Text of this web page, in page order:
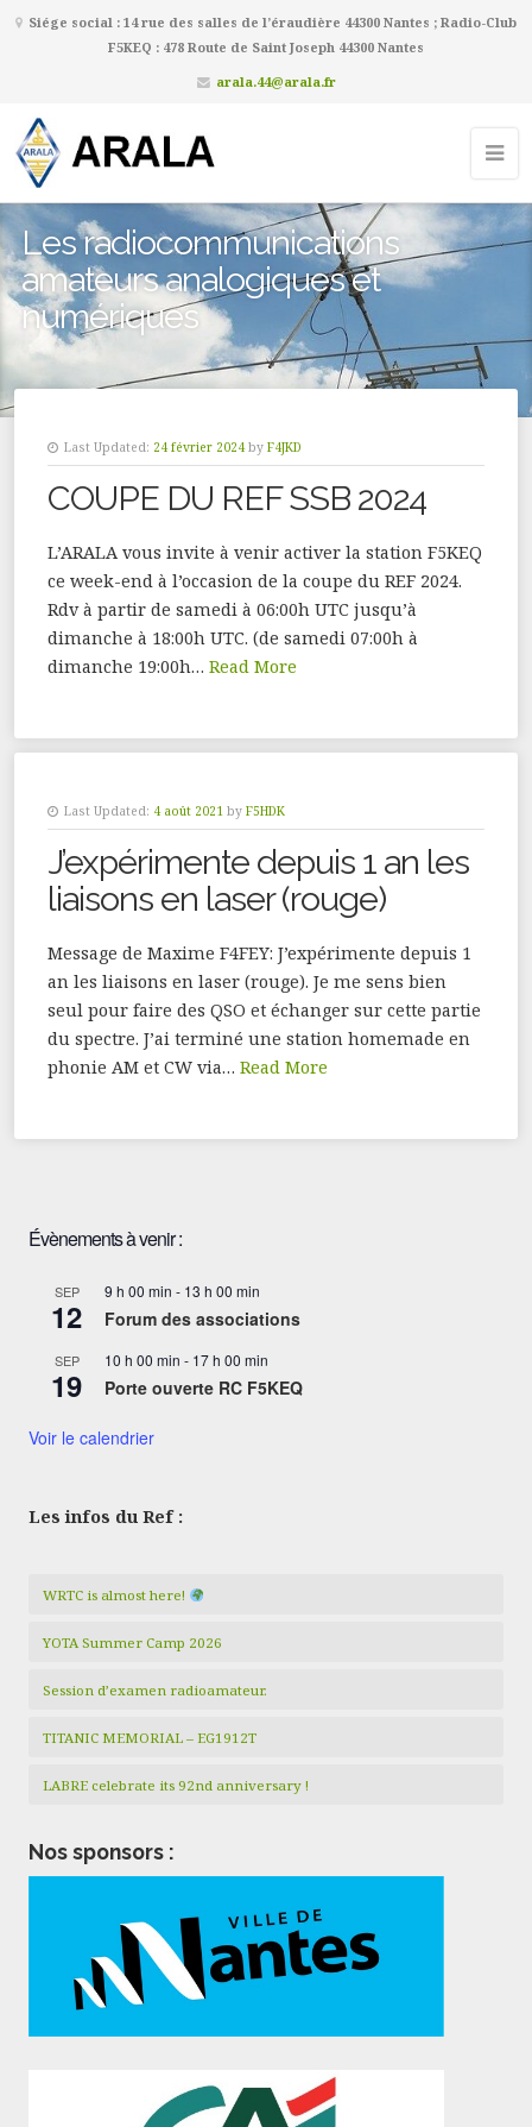
Siége social : 14 rue des salles de l’éraudière 44300 Nantes ; Radio-Club
F5KEQ : 478 Route de Saint Joseph 44300 Nantes
arala.44@arala.fr
Les radiocommunications
amateurs analogiques et
numériques
Last Updated: 24 février 2024 by F4JKD
COUPE DU REF SSB 2024
L’ARALA vous invite à venir activer la station F5KEQ
ce week-end à l’occasion de la coupe du REF 2024.
Rdv à partir de samedi à 06:00h UTC jusqu’à
dimanche à 18:00h UTC. (de samedi 07:00h à
dimanche 19:00h… Read More
Last Updated: 4 août 2021 by F5HDK
J’expérimente depuis 1 an les
liaisons en laser (rouge)
Message de Maxime F4FEY: J’expérimente depuis 1
an les liaisons en laser (rouge). Je me sens bien
seul pour faire des QSO et échanger sur cette partie
du spectre. J’ai terminé une station homemade en
phonie AM et CW via… Read More
Évènements à venir :
SEP
12
9 h 00 min - 13 h 00 min
Forum des associations
SEP
19
10 h 00 min - 17 h 00 min
Porte ouverte RC F5KEQ
Voir le calendrier
Les infos du Ref :
WRTC is almost here!
YOTA Summer Camp 2026
Session d’examen radioamateur.
TITANIC MEMORIAL – EG1912T
LABRE celebrate its 92nd anniversary !
Nos sponsors :